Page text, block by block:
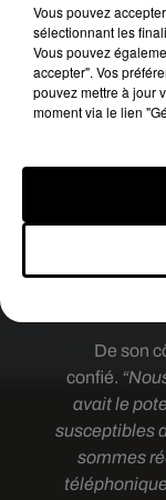
n’aurais pas
que ce
caméras
ma visite à
De son
confié.
avait le
susceptibles
sommes
Vous pouvez
sélectionnant les
Vous pouvez
accepter". Vos
pouvez mettre à jour
moment via le lien